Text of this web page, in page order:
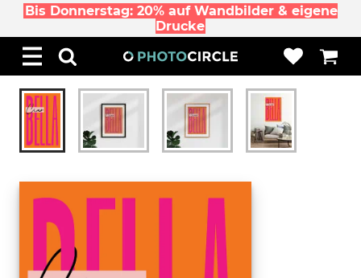
Bis Donnerstag: 20% auf Wandbilder & eigene
Drucke